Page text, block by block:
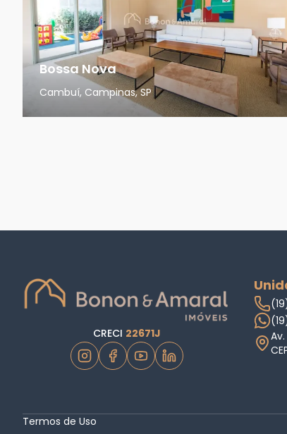
Bossa Nova
Cambuí, Campinas, SP
CRECI 22671J
Termos de Uso